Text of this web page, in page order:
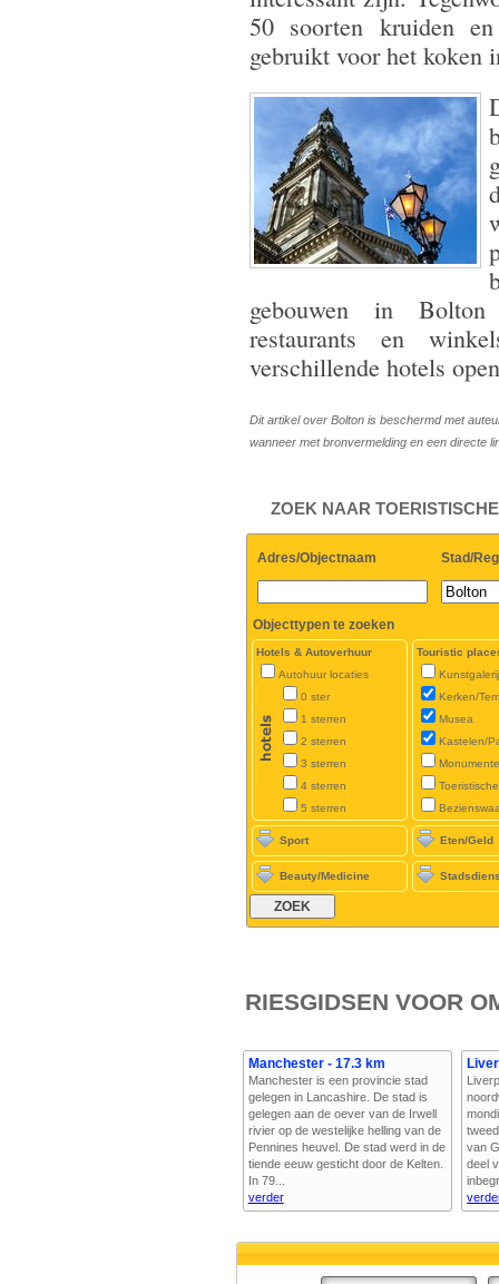
50 soorten kruiden
gebruikt voor het koken
gebouwen in Bolton
restaurants en
verschillende hotels
Dit artikel over Bolton is beschermd met
wanneer met bronvermelding en een directe
ZOEK NAAR
Adres/Objectnaam Stad/
Objecttypen te zoeken
Hotels & Autoverhuur
Autohuur locaties
0 ster
1 sterren
2 sterren
3 sterren
4 sterren
5 sterren
Touristic
Kerken/
Musea
Kastelen/
Sport Eten/Geld
Beauty/Medicine
RIESGIDSEN VOOR
Manchester - 17.3 km
Manchester is een provincie stad
gelegen in Lancashire. De stad is
gelegen aan de oever van de Irwell
rivier op de westelijke helling van de
Pennines heuvel. De stad werd in de
tiende eeuw gesticht door de Kelten.
In 79...
verder
van
deel